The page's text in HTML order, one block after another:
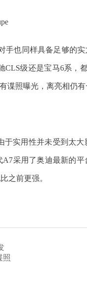
手也同样具备足够的
级还是宝马6系，
谍照曝光，离亮相仍有
实用性并未受到太
采用了奥迪最新的
之前更强。
照